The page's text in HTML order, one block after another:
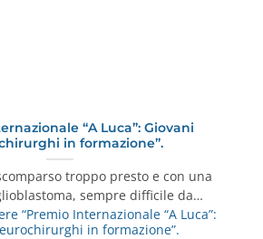
“A Luca”: Giovani
in formazione”.
troppo presto e con una
sempre difficile da…
“Premio Internazionale “A Luca”:
in formazione”.